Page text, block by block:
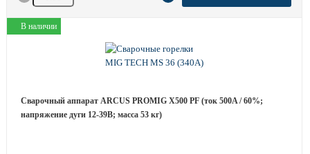
В наличии
Сварочный аппарат ARCUS PROMIG X500 PF (ток 500A / 60%;
напряжение дуги 12-39B; масса 53 кг)